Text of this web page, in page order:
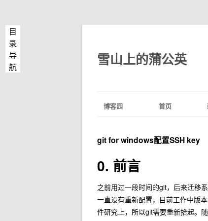
雪山上的蒲公英
博客园 首页
git for windows配置SSH key
0. 前言
之前用过一段时间的git，后来迁移
一直没有重新配置，目前工作中版
件研究上，所以git需要重新拾起。
目
录
导
航